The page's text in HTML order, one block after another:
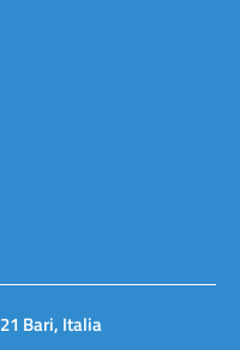
Bari, Italia